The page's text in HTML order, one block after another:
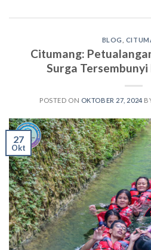
BLOG
Citumang:
Surga
POSTED ON OKTOBER 27, 2024
27
Okt